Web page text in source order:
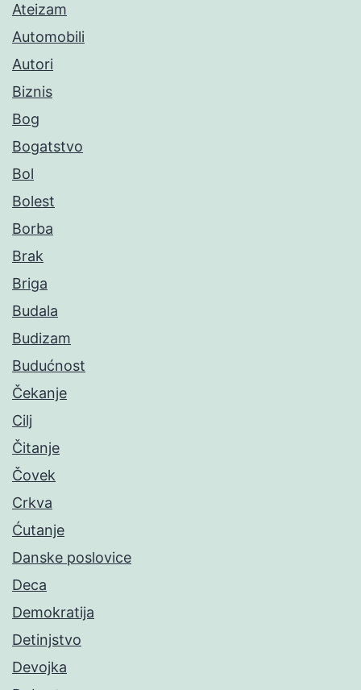
Ateizam
Automobili
Autori
Biznis
Bog
Bogatstvo
Bol
Bolest
Borba
Brak
Briga
Budala
Budizam
Budućnost
Čekanje
Cilj
Čitanje
Čovek
Crkva
Ćutanje
Danske poslovice
Deca
Demokratija
Detinjstvo
Devojka